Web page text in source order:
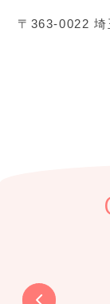
〒363-0022